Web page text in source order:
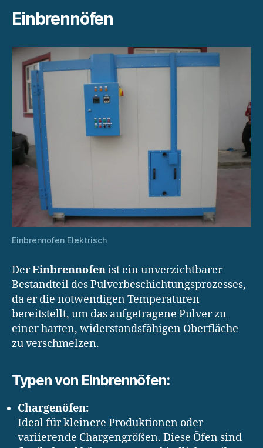
Einbrennöfen
Einbrennofen Elektrisch
DerEinbrennofenist ein unverzichtbarer
Bestandteil des Pulverbeschichtungsprozesses,
da er die notwendigen Temperaturen
bereitstellt, um das aufgetragene Pulver zu
einer harten, widerstandsfähigen Oberfläche
zu verschmelzen.
Typen von Einbrennöfen:
Chargenöfen:
Ideal für kleinere Produktionen oder
variierende Chargengrößen. Diese Öfen sind